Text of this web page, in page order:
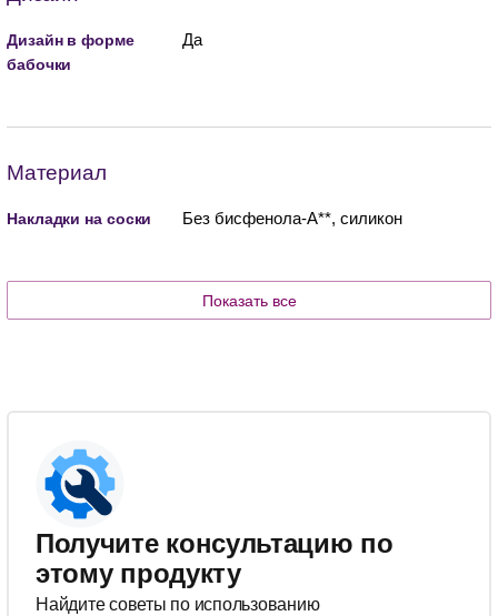
Дизайн в форме
бабочки
Да
Материал
Накладки на соски Без бисфенола-А**, силикон
Показать все
Получите консультацию по
этому продукту
Найдите советы по использованию